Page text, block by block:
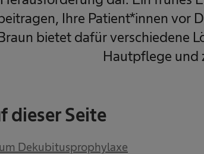
Ihre Patient*innen vor
bietet dafür verschiedene
Hautpflege und
dieser Seite
Dekubitusprophylaxe